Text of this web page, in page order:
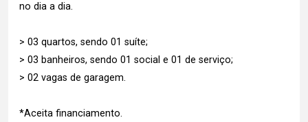
no dia a dia.
> 03 quartos, sendo 01 suíte;
> 03 banheiros, sendo 01 social e 01 de serviço;
> 02 vagas de garagem.
*Aceita financiamento.